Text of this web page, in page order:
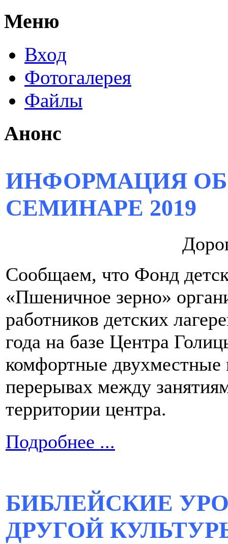
Меню
Вход
Фотогалерея
Файлы
Анонс
ИНФОРМАЦИЯ
СЕМИНАРЕ 2019
Сообщаем, что Фонд
«Пшеничное зерно»
работников детских
года на базе Центра
комфортные двухместные
перерывах между
территории центра.
Подробнее ...
БИБЛЕЙСКИЕ
ДРУГОЙ